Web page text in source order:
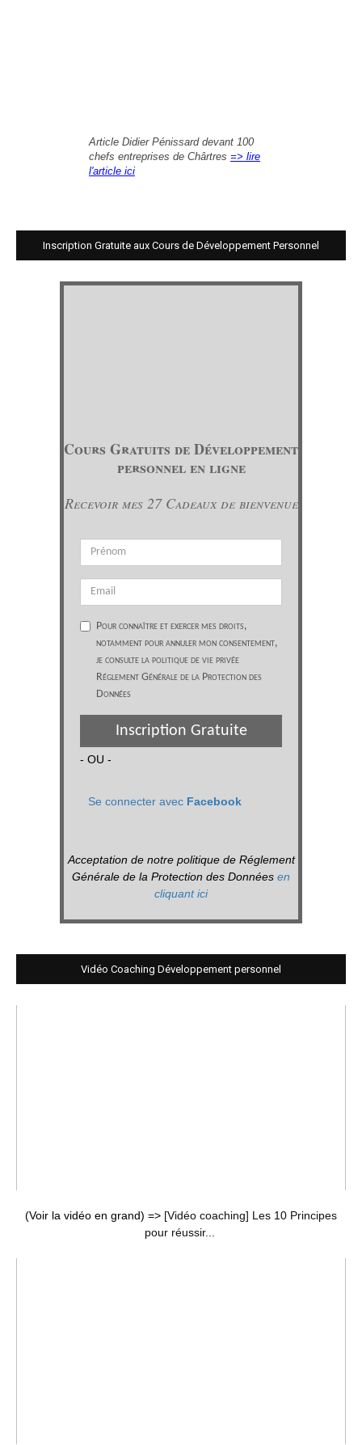
Article Didier Pénissard devant 100
chefs entreprises de Chârtres => lire
l'article ici
Inscription Gratuite aux Cours de Développement Personnel
Cours Gratuits de Développement
personnel en ligne
Recevoir mes 27 Cadeaux de bienvenue
Pour connaître et exercer mes droits,
notamment pour annuler mon consentement,
je consulte la politique de vie privée
Réglement Générale de la Protection des
Données
Inscription Gratuite
- OU -
Se connecter avec Facebook
Acceptation de notre politique de Réglement
Générale de la Protection des Données en
cliquant ici
Vidéo Coaching Développement personnel
(Voir la vidéo en grand) => [Vidéo coaching] Les 10 Principes
pour réussir...